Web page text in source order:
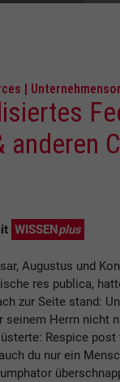
|
anderen
WISSEN plus
Augustus und
res publica,
zur Seite stand:
seinem Herrn nicht
Respice
du nur ein